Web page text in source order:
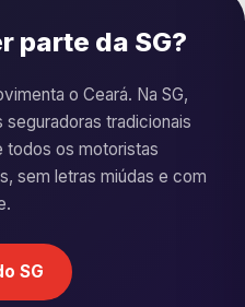
parte da SG?
o Ceará. Na SG,
seguradoras tradicionais
todos os motoristas
sem letras miúdas e com
SG